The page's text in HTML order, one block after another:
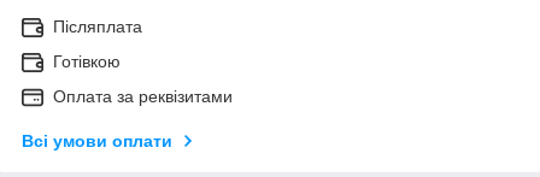
Післяплата
Готівкою
Оплата за реквізитами
Всі умови оплати